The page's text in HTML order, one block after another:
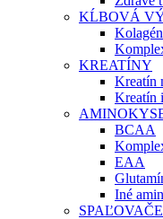
KĹBOVÁ
Kolagén
KREATÍNY
Kreatín
Kreatín
BCAA
EAA
Iné